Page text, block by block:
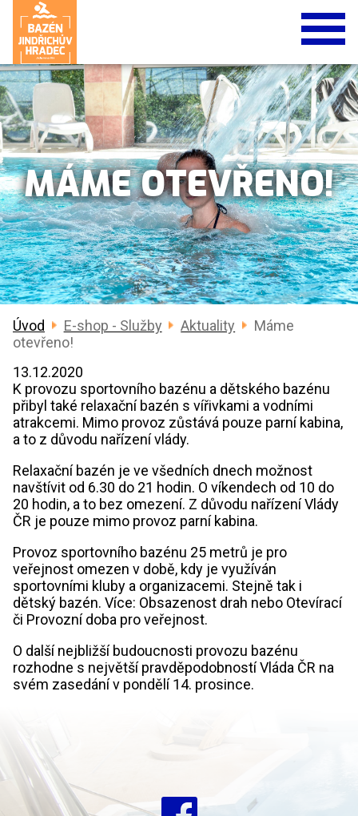
MÁME OTEVŘENO!
Úvod E-shop - Služby Aktuality
Máme
otevřeno!
13.12.2020
K provozu sportovního bazénu a dětského bazénu
přibyl také relaxační bazén s vířivkami a vodními
atrakcemi. Mimo provoz zůstává pouze parní kabina,
a to z důvodu nařízení vlády.
Relaxační bazén je ve všedních dnech možnost
navštívit od 6.30 do 21 hodin. O víkendech od 10 do
20 hodin, a to bez omezení. Z důvodu nařízení Vlády
ČR je pouze mimo provoz parní kabina.
Provoz sportovního bazénu 25 metrů je pro
veřejnost omezen v době, kdy je využíván
sportovními kluby a organizacemi. Stejně tak i
dětský bazén. Více: Obsazenost drah nebo Otevírací
či Provozní doba pro veřejnost.
O další nejbližší budoucnosti provozu bazénu
rozhodne s největší pravděpodobností Vláda ČR na
svém zasedání v pondělí 14. prosince.